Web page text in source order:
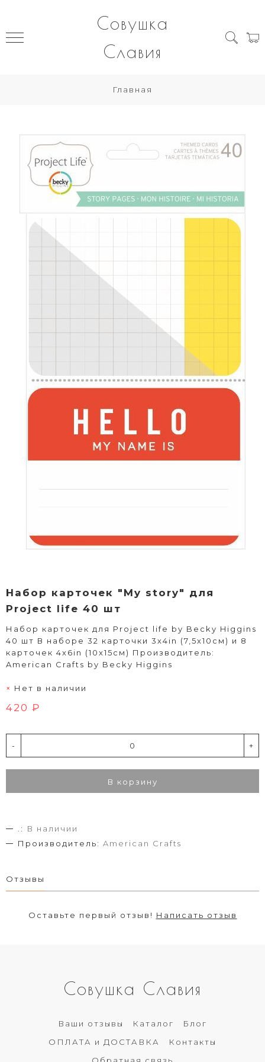
Совушка
Славия
Главная
Набор карточек "My story" для
Project life 40 шт
Набор карточек для Project life by Becky Higgins
40 шт В наборе 32 карточки 3х4in (7,5х10см) и 8
карточек 4х6in (10x15см) Производитель:
American Crafts by Becky Higgins
Нет в наличии
420 ₽
- +
В корзину
.:
В наличии
Производитель: American Crafts
Отзывы
Оставьте первый отзыв! Написать отзыв
Совушка Славия
Ваши отзывы Каталог
Блог
ОПЛАТА и ДОСТАВКА
Контакты